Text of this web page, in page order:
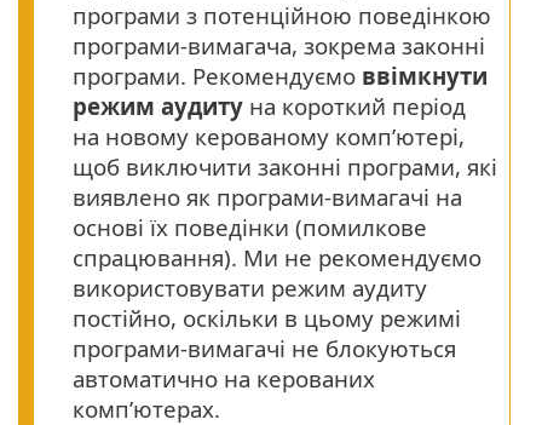
програми з потенційною поведінкою
програми-вимагача, зокрема законні
програми. Рекомендуємо ввімкнути
режим аудиту на короткий період
на новому керованому комп’ютері,
щоб виключити законні програми, які
виявлено як програми-вимагачі на
основі їх поведінки (помилкове
спрацювання). Ми не рекомендуємо
використовувати режим аудиту
постійно, оскільки в цьому режимі
програми-вимагачі не блокуються
автоматично на керованих
комп’ютерах.